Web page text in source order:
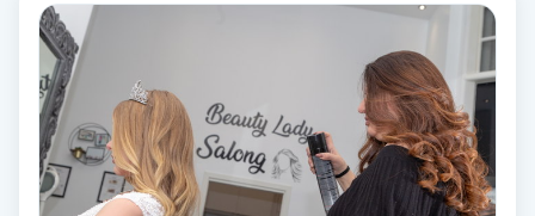
Nagelförlängning silke
Nagelförstärkning
Nagelklippning